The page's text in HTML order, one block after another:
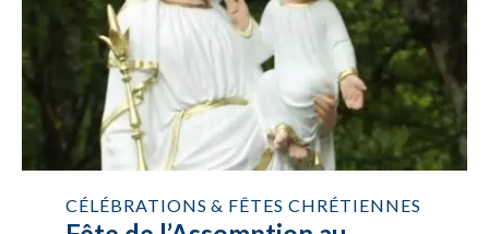
CÉLÉBRATIONS & FÊTES CHRÉTIENNES